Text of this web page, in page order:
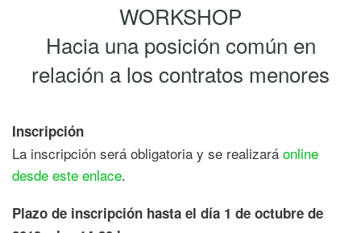
WORKSHOP
Hacia una posición común en
relación a los contratos menores
Inscripción
La inscripción será obligatoria y se realizará online
desde este enlace.
Plazo de inscripción hasta el día 1 de octubre de